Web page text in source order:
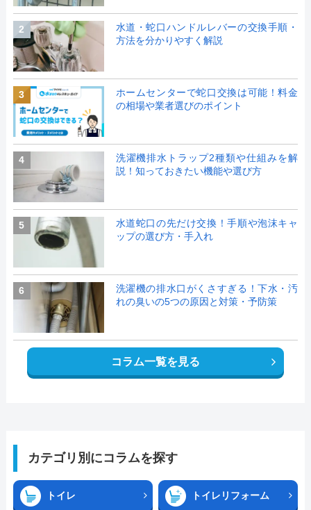
2
水道・蛇口ハンドルレバーの交換手順・
方法を分かりやすく解説
3
ホームセンターで蛇口交換は可能！料金
の相場や業者選びのポイント
4
洗濯機排水トラップ2種類や仕組みを解
説！知っておきたい機能や選び方
5
水道蛇口の先だけ交換！手順や泡沫キャ
ップの選び方・手入れ
6
洗濯機の排水口がくさすぎる！下水・汚
れの臭いの5つの原因と対策・予防策
コラム一覧を見る
カテゴリ別にコラムを探す
トイレ トイレリフォーム